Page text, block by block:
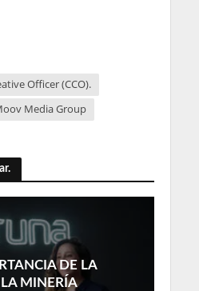
Officer (CCO).
Media Group
DE LA
LA MINERÍA